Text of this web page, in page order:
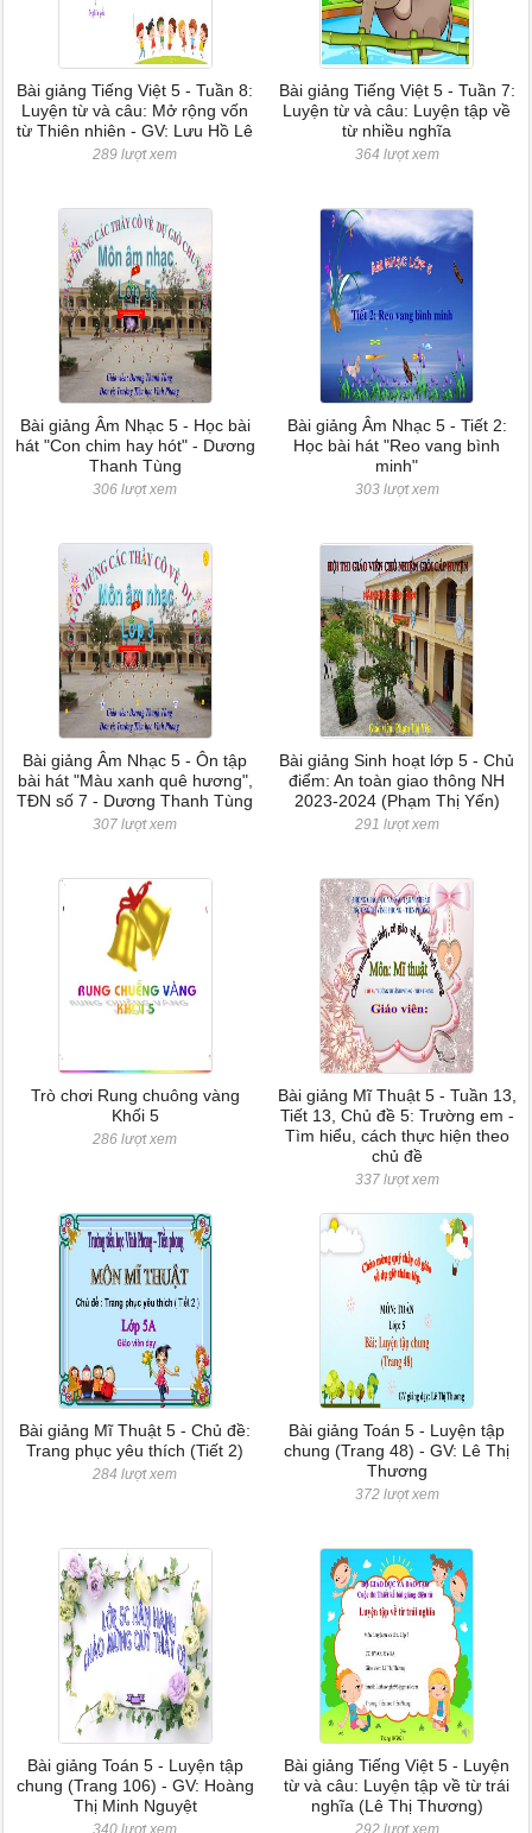
Bài giảng Tiếng Việt 5 - Tuần 8:
Luyện từ và câu: Mở rộng vốn
từ Thiên nhiên - GV: Lưu Hồ Lê
289 lượt xem
Bài giảng Tiếng Việt 5 - Tuần 7:
Luyện từ và câu: Luyện tập về
từ nhiều nghĩa
364 lượt xem
Bài giảng Âm Nhạc 5 - Học bài
hát "Con chim hay hót" - Dương
Thanh Tùng
306 lượt xem
Bài giảng Âm Nhạc 5 - Tiết 2:
Học bài hát "Reo vang bình
minh"
303 lượt xem
Bài giảng Âm Nhạc 5 - Ôn tập
bài hát "Màu xanh quê hương",
TĐN số 7 - Dương Thanh Tùng
307 lượt xem
Bài giảng Sinh hoạt lớp 5 - Chủ
điểm: An toàn giao thông NH
2023-2024 (Phạm Thị Yến)
291 lượt xem
Trò chơi Rung chuông vàng
Khối 5
286 lượt xem
Bài giảng Mĩ Thuật 5 - Tuần 13,
Tiết 13, Chủ đề 5: Trường em -
Tìm hiểu, cách thực hiện theo
chủ đề
337 lượt xem
Bài giảng Mĩ Thuật 5 - Chủ đề:
Trang phục yêu thích (Tiết 2)
284 lượt xem
Bài giảng Toán 5 - Luyện tập
chung (Trang 48) - GV: Lê Thị
Thương
372 lượt xem
Bài giảng Toán 5 - Luyện tập
chung (Trang 106) - GV: Hoàng
Thị Minh Nguyệt
340 lượt xem
Bài giảng Tiếng Việt 5 - Luyện
từ và câu: Luyện tập về từ trái
nghĩa (Lê Thị Thương)
292 lượt xem